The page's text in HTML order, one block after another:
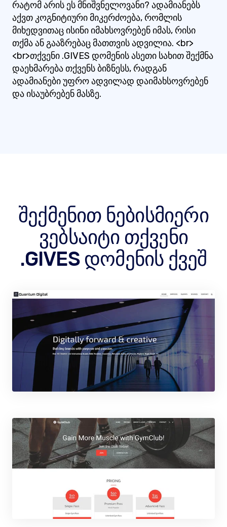
რატომ არის ეს მნიშვნელოვანი? ადამიანებს
აქვთ კოგნიტიური მიკერძოება, რომლის
მიხედვითაც ისინი იმახსოვრებენ იმას, რისი
თქმა ან გააზრებაც მათთვის ადვილია. <br>
<br>თქვენი .GIVES დომენის ასეთი სახით შექმნა
დაეხმარება თქვენს ბიზნესს, რადგან
ადამიანები უფრო ადვილად დაიმახსოვრებენ
და ისაუბრებენ მასზე.
შექმენით ნებისმიერი
ვებსაიტი თქვენი
.GIVES დომენის ქვეშ